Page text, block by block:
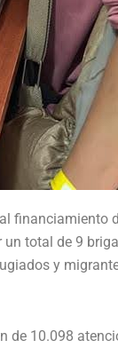
financiamiento
total de 9
y
de 10.098